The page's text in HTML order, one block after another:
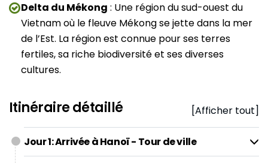
Delta du Mékong : Une région du sud-ouest du
Vietnam où le fleuve Mékong se jette dans la mer
de l’Est. La région est connue pour ses terres
fertiles, sa riche biodiversité et ses diverses
cultures.
Itinéraire détaillé [Afficher tout]
Jour 1: Arrivée à Hanoï - Tour de ville